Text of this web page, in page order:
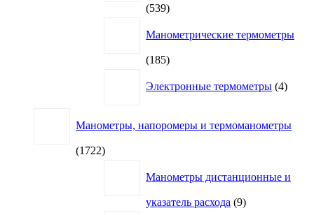
539539
Манометрические термометры
185185
Электронные термометры 4товара
Манометры, напоромеры и термоманометры
17221722
Манометры дистанционные и
указатель расхода 99